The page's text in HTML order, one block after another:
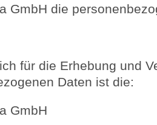
GmbH die
für die Erhebung und
Daten ist die:
GmbH